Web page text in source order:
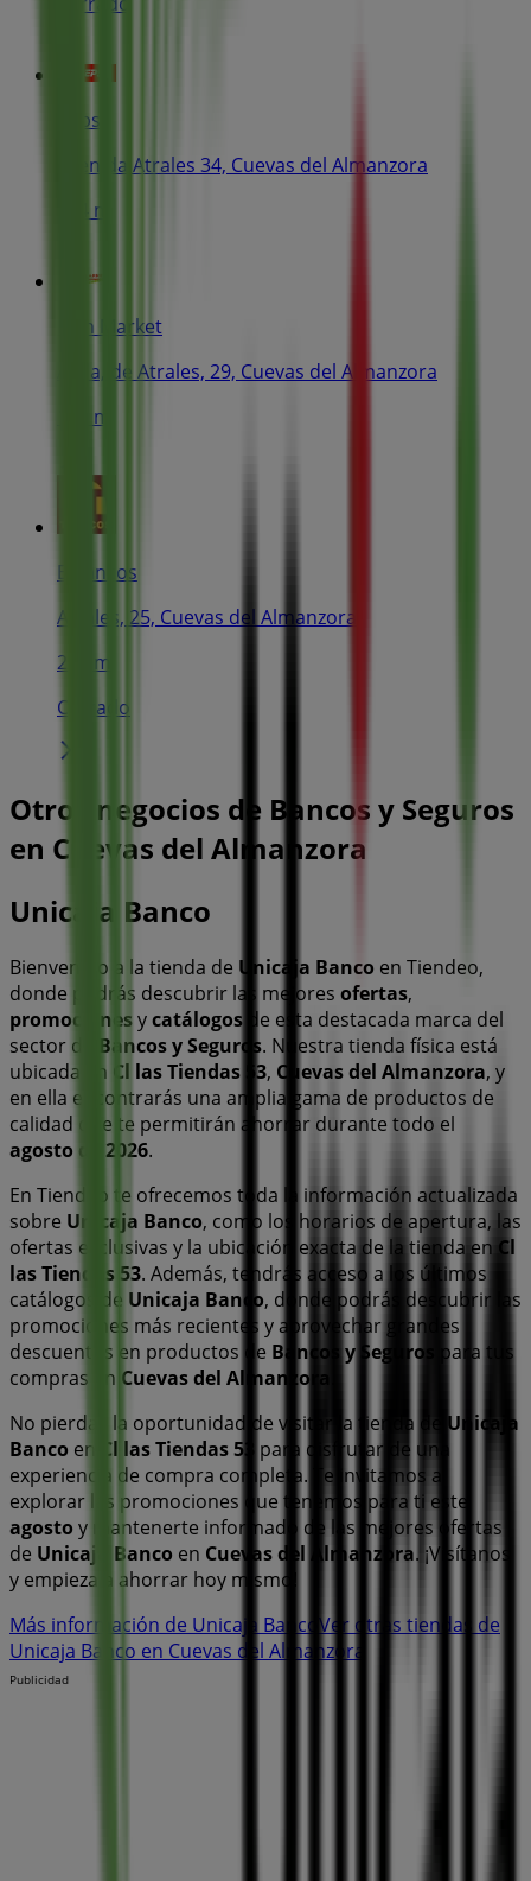
Cepsa
Avenida Atrales 34, Cuevas del Almanzora
194 m
Don Market
Avda, de Atrales, 29, Cuevas del Almanzora
196 m
Estancos
Atrales, 25, Cuevas del Almanzora
208 m
Cerrado
Otros negocios de Bancos y Seguros
en Cuevas del Almanzora
Unicaja Banco
Bienvenido a la tienda de Unicaja Banco en Tiendeo,
donde podrás descubrir las mejores ofertas,
promociones ycatálogos de esta destacada marca del
sector de
Bancos y Seguros. Nuestra tienda física está
ubicada en Cl las Tiendas 53, Cuevas del Almanzora, y
en ella encontrarás una amplia gama de productos de
calidad que te permitirán ahorrar durante todo el
agosto de 2026.
En Tiendeo te ofrecemos toda la información actualizada
sobre Unicaja Banco, como los horarios de apertura, las
ofertas exclusivas y la ubicación exacta de la tienda en Cl
las Tiendas 53. Además, tendrás acceso a los últimos
catálogos de Unicaja Banco, donde podrás descubrir las
promociones más recientes y aprovechar grandes
descuentos en productos de Bancos y Seguros
para tus
compras en Cuevas del Almanzora
No pierdas la oportunidad de visitar la tienda de Unicaja
Banco en Cl las Tiendas 53
para disfrutar de una
experiencia de compra completa. Te invitamos a
explorar las promociones que tenemos para ti este
agosto y mantenerte informado de las mejores ofertas
de Unicaja Banco en Cuevas del Almanzora. ¡Visítanos
y empieza a ahorrar hoy mismo!
Más información de Unicaja Banco Ver otras tiendas de
Unicaja Banco en Cuevas del Almanzora
Publicidad